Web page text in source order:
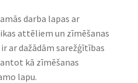
darba lapas ar
attēliem un zīmēšanas
ar dažādām sarežģītības
kā zīmēšanas
lapu.